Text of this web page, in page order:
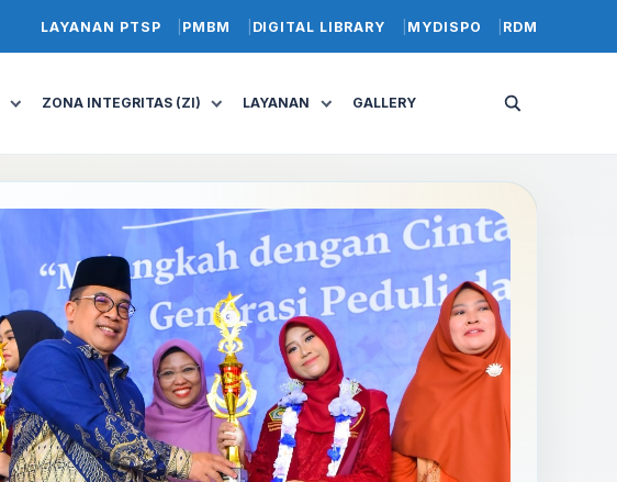
LAYANAN PTSP PMBM DIGITAL LIBRARY MYDISPO RDM
ZONA INTEGRITAS (ZI) LAYANAN GALLERY
Buka